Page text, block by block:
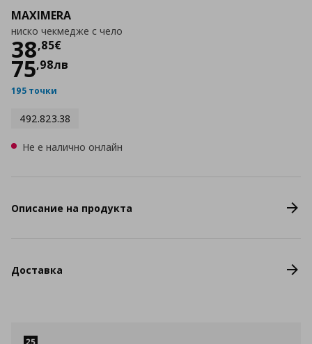
MAXIMERA
ниско чекмедже с чело
38,85€
Цена
75,98лв
195 точки
492.823.38
Не е налично онлайн
Описание на продукта
Доставка